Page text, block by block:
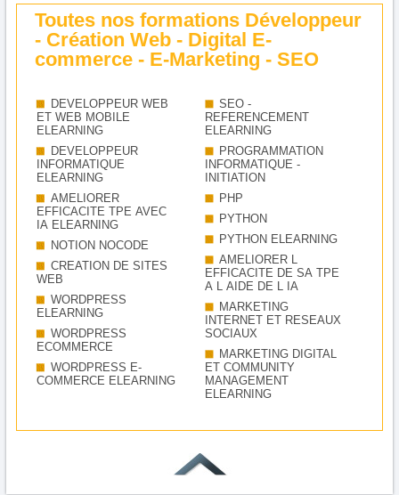
Toutes nos formations Développeur
- Création Web - Digital E-
commerce - E-Marketing - SEO
DEVELOPPEUR WEB
ET WEB MOBILE
ELEARNING
DEVELOPPEUR
INFORMATIQUE
ELEARNING
AMELIORER
EFFICACITE TPE AVEC
IA ELEARNING
NOTION NOCODE
CREATION DE SITES
WEB
WORDPRESS
ELEARNING
WORDPRESS
ECOMMERCE
WORDPRESS E-
COMMERCE ELEARNING
SEO -
REFERENCEMENT
ELEARNING
PROGRAMMATION
INFORMATIQUE -
INITIATION
PHP
PYTHON
PYTHON ELEARNING
AMELIORER L
EFFICACITE DE SA TPE
A L AIDE DE L IA
MARKETING
INTERNET ET RESEAUX
SOCIAUX
MARKETING DIGITAL
ET COMMUNITY
MANAGEMENT
ELEARNING